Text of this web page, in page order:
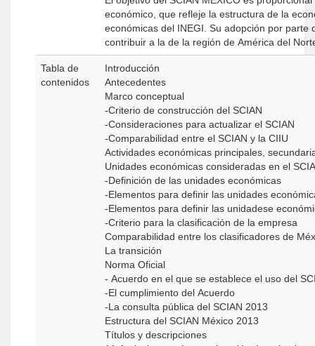
económico, que refleje la estructura de la
económicas del INEGI. Su adopción por
contribuir a la de la región de América del
Tabla de
contenidos
Introducción
Antecedentes
Marco conceptual
-Criterio de construcción del SCIAN
-Consideraciones para actualizar el SCIAN
-Comparabilidad entre el SCIAN y la CIIU
Actividades económicas principales,
Unidades económicas consideradas en el
-Definición de las unidades económicas
-Elementos para definir las unidades
-Elementos para definir las unidadese
-Criterio para la clasificación de la empresa
Comparabilidad entre los clasificadores de
La transición
Norma Oficial
- Acuerdo en el que se establece el uso del
-El cumplimiento del Acuerdo
-La consulta pública del SCIAN 2013
Estructura del SCIAN México 2013
Títulos y descripciones